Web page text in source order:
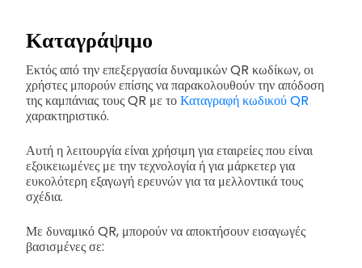
Καταγράψιμο
Εκτός από την επεξεργασία δυναμικών QR κωδίκων, οι
χρήστες μπορούν επίσης να παρακολουθούν την απόδοση
της καμπάνιας τους QR με τοΚαταγραφή κωδικού QR
χαρακτηριστικό.
Αυτή η λειτουργία είναι χρήσιμη για εταιρείες που είναι
εξοικειωμένες με την τεχνολογία ή για μάρκετερ για
ευκολότερη εξαγωγή ερευνών για τα μελλοντικά τους
σχέδια.
Με δυναμικό QR, μπορούν να αποκτήσουν εισαγωγές
βασισμένες σε: